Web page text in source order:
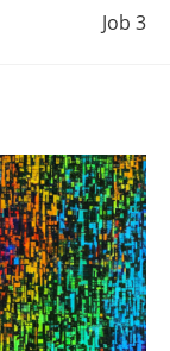
Job 3